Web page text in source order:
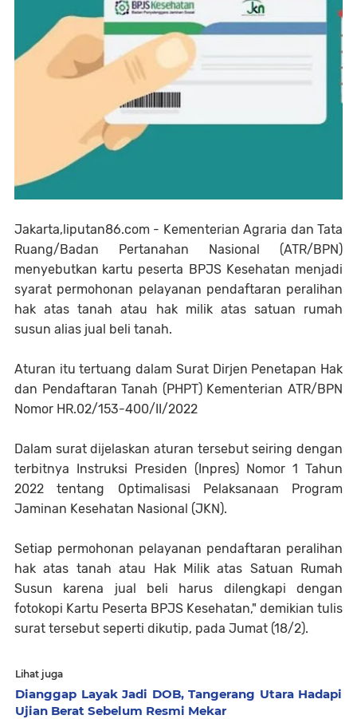
Jakarta,liputan86.com - Kementerian Agraria dan Tata
Ruang/Badan Pertanahan Nasional (ATR/BPN)
menyebutkan kartu peserta BPJS Kesehatan menjadi
syarat permohonan pelayanan pendaftaran peralihan
hak atas tanah atau hak milik atas satuan rumah
susun alias jual beli tanah.
Aturan itu tertuang dalam Surat Dirjen Penetapan Hak
dan Pendaftaran Tanah (PHPT) Kementerian ATR/BPN
Nomor HR.02/153-400/II/2022
Dalam surat dijelaskan aturan tersebut seiring dengan
terbitnya Instruksi Presiden (Inpres) Nomor 1 Tahun
2022 tentang Optimalisasi Pelaksanaan Program
Jaminan Kesehatan Nasional (JKN).
Setiap permohonan pelayanan pendaftaran peralihan
hak atas tanah atau Hak Milik atas Satuan Rumah
Susun karena jual beli harus dilengkapi dengan
fotokopi Kartu Peserta BPJS Kesehatan," demikian tulis
surat tersebut seperti dikutip, pada Jumat (18/2).
Lihat juga
Dianggap Layak Jadi DOB, Tangerang Utara Hadapi
Ujian Berat Sebelum Resmi Mekar